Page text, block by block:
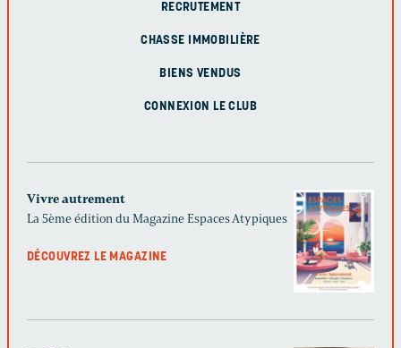
RECRUTEMENT
CHASSE IMMOBILIÈRE
BIENS VENDUS
CONNEXION LE CLUB
Vivre autrement
La 5ème édition du Magazine Espaces Atypiques
DÉCOUVREZ LE MAGAZINE